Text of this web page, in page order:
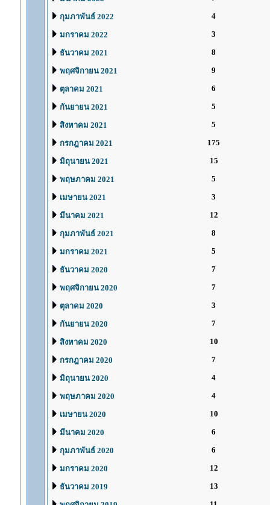
กุมภาพันธ์ 2022 4
มกราคม 2022 3
ธันวาคม 2021 8
พฤศจิกายน 2021 9
ตุลาคม 2021 6
กันยายน 2021 5
สิงหาคม 2021 5
กรกฎาคม 2021 175
มิถุนายน 2021 15
พฤษภาคม 2021 5
เมษายน 2021 3
มีนาคม 2021 12
กุมภาพันธ์ 2021 8
มกราคม 2021 5
ธันวาคม 2020 7
พฤศจิกายน 2020 7
ตุลาคม 2020 3
กันยายน 2020 7
สิงหาคม 2020 10
กรกฎาคม 2020 7
มิถุนายน 2020 4
พฤษภาคม 2020 4
เมษายน 2020 10
มีนาคม 2020 6
กุมภาพันธ์ 2020 6
มกราคม 2020 12
ธันวาคม 2019 13